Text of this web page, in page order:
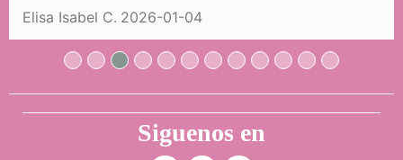
C. 2026-01-04
Siguenos en